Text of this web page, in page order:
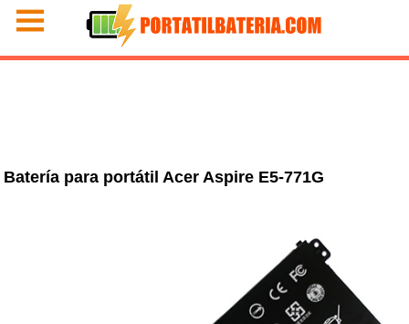
Batería para portátil Acer Aspire E5-771G